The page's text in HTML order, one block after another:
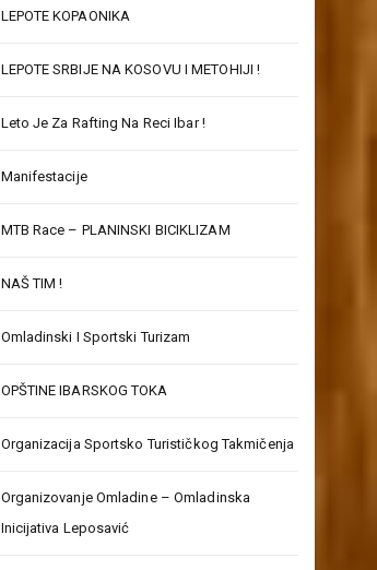
LEPOTE KOPAONIKA
LEPOTE SRBIJE NA KOSOVU I METOHIJI !
Leto Je Za Rafting Na Reci Ibar !
Manifestacije
MTB Race – PLANINSKI BICIKLIZAM
NAŠ TIM !
Omladinski I Sportski Turizam
OPŠTINE IBARSKOG TOKA
Organizacija Sportsko Turističkog Takmičenja
Organizovanje Omladine – Omladinska
Inicijativa Leposavić